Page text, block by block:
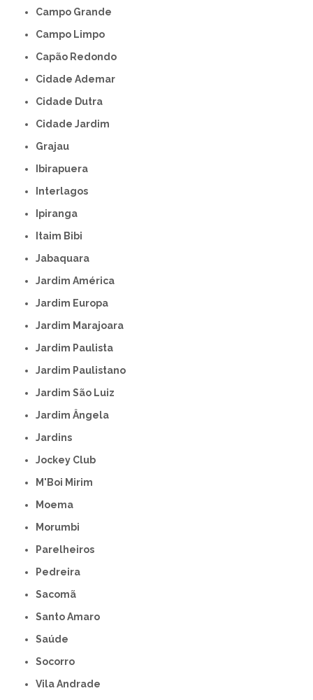
Campo Grande
Campo Limpo
Capão Redondo
Cidade Ademar
Cidade Dutra
Cidade Jardim
Grajau
Ibirapuera
Interlagos
Ipiranga
Itaim Bibi
Jabaquara
Jardim América
Jardim Europa
Jardim Marajoara
Jardim Paulista
Jardim Paulistano
Jardim São Luiz
Jardim Ângela
Jardins
Jockey Club
M'Boi Mirim
Moema
Morumbi
Parelheiros
Pedreira
Sacomã
Santo Amaro
Saúde
Socorro
Vila Andrade